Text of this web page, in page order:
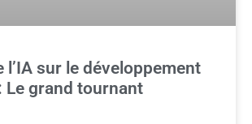
l’IA sur le développement
Le grand tournant